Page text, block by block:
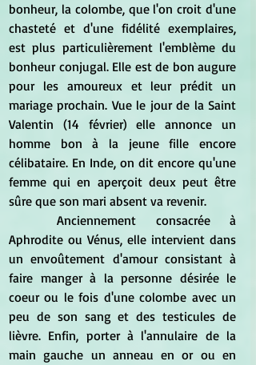
bonheur, la colombe, que l'on croit d'une
chasteté et d'une fidélité exemplaires,
est plus particulièrement l'emblème du
bonheur conjugal. Elle est de bon augure
pour les amoureux et leur prédit un
mariage prochain. Vue le jour de la Saint
Valentin (14 février) elle annonce un
homme bon à la jeune fille encore
célibataire. En Inde, on dit encore qu'une
femme qui en aperçoit deux peut être
sûre que son mari absent va revenir.
	Anciennement consacrée à
Aphrodite ou Vénus, elle intervient dans
un envoûtement d'amour consistant à
faire manger à la personne désirée le
coeur ou le fois d'une colombe avec un
peu de son sang et des testicules de
lièvre. Enfin, porter à l'annulaire de la
main gauche un anneau en or ou en